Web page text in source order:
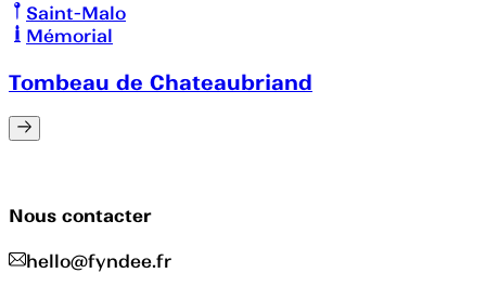
Saint-Malo
Mémorial
Tombeau de Chateaubriand
Nous contacter
hello@fyndee.fr